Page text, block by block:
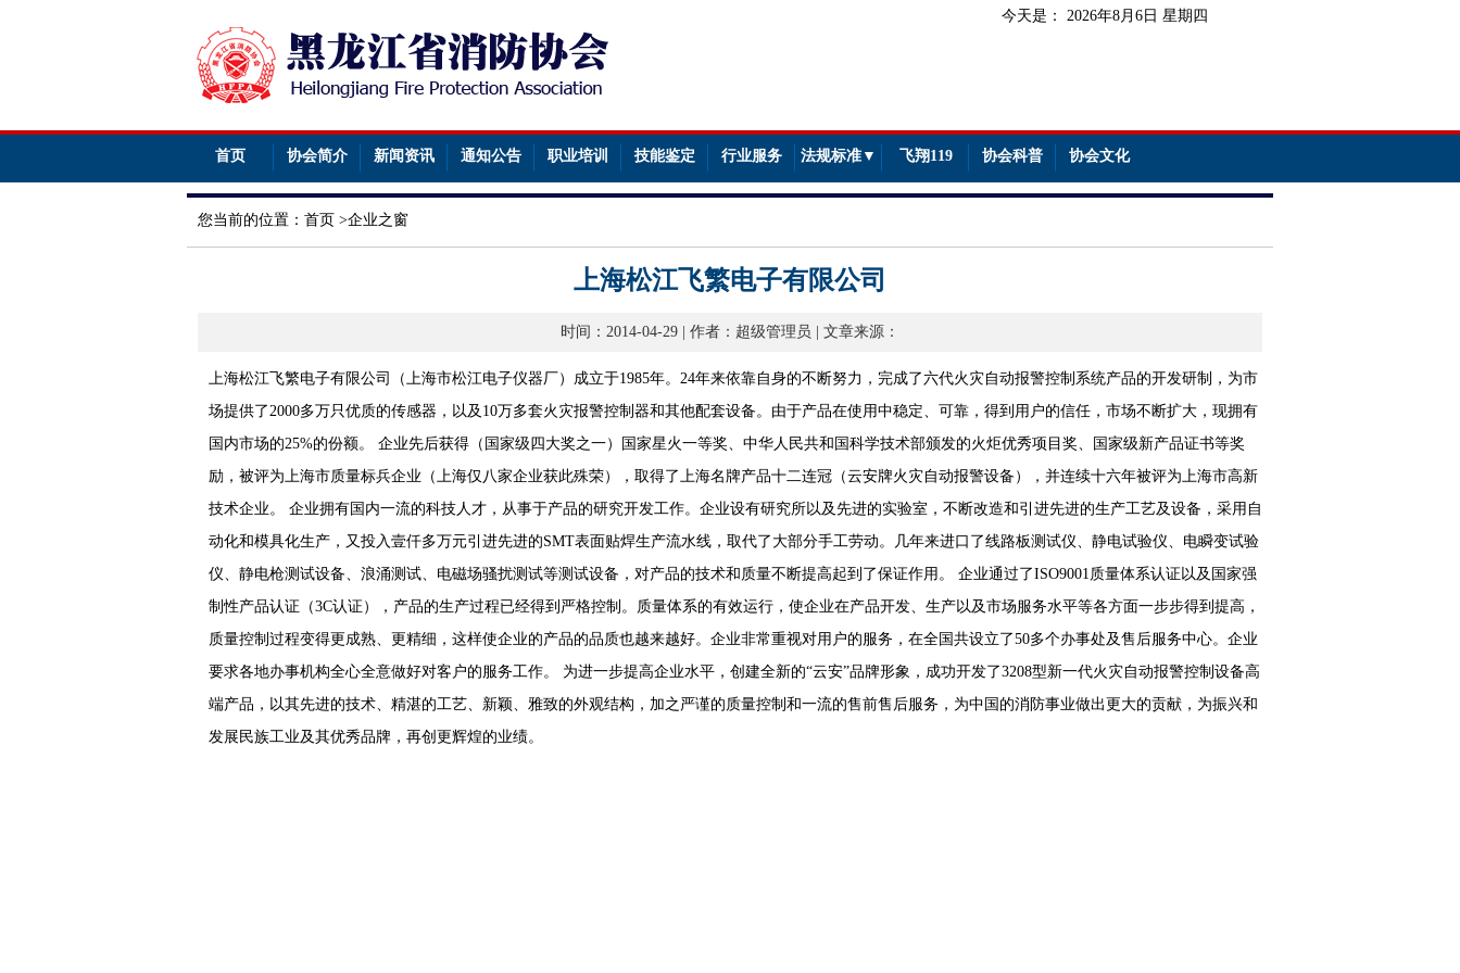
今天是： 2026年8月6日 星期四
首页 协会简介 新闻资讯 通知公告 职业培训 技能鉴定 行业服务 法规标准▼ 飞翔119 协会科普 协会文化
您当前的位置： 首页 >企业之窗
上海松江飞繁电子有限公司
时间：2014-04-29 | 作者：超级管理员 | 文章来源：
上海松江飞繁电子有限公司（上海市松江电子仪器厂）成立于1985年。24年来依靠自身的不断努力，完成了六代火灾自动报警控制系统产品的开发研制，为市
场提供了2000多万只优质的传感器，以及10万多套火灾报警控制器和其他配套设备。由于产品在使用中稳定、可靠，得到用户的信任，市场不断扩大，现拥有
国内市场的25%的份额。 企业先后获得（国家级四大奖之一）国家星火一等奖、中华人民共和国科学技术部颁发的火炬优秀项目奖、国家级新产品证书等奖
励，被评为上海市质量标兵企业（上海仅八家企业获此殊荣），取得了上海名牌产品十二连冠（云安牌火灾自动报警设备），并连续十六年被评为上海市高新
技术企业。 企业拥有国内一流的科技人才，从事于产品的研究开发工作。企业设有研究所以及先进的实验室，不断改造和引进先进的生产工艺及设备，采用自
动化和模具化生产，又投入壹仟多万元引进先进的SMT表面贴焊生产流水线，取代了大部分手工劳动。几年来进口了线路板测试仪、静电试验仪、电瞬变试验
仪、静电枪测试设备、浪涌测试、电磁场骚扰测试等测试设备，对产品的技术和质量不断提高起到了保证作用。 企业通过了ISO9001质量体系认证以及国家强
制性产品认证（3C认证），产品的生产过程已经得到严格控制。质量体系的有效运行，使企业在产品开发、生产以及市场服务水平等各方面一步步得到提高，
质量控制过程变得更成熟、更精细，这样使企业的产品的品质也越来越好。企业非常重视对用户的服务，在全国共设立了50多个办事处及售后服务中心。企业
要求各地办事机构全心全意做好对客户的服务工作。 为进一步提高企业水平，创建全新的“云安”品牌形象，成功开发了3208型新一代火灾自动报警控制设备高
端产品，以其先进的技术、精湛的工艺、新颖、雅致的外观结构，加之严谨的质量控制和一流的售前售后服务，为中国的消防事业做出更大的贡献，为振兴和
发展民族工业及其优秀品牌，再创更辉煌的业绩。